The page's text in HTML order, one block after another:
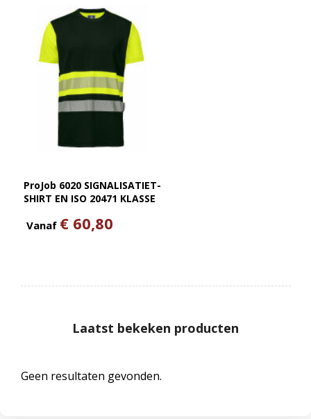
ProJob 6020 SIGNALISATIET-
SHIRT EN ISO 20471 KLASSE
Vanaf € 60,80
Laatst bekeken producten
Geen resultaten gevonden.